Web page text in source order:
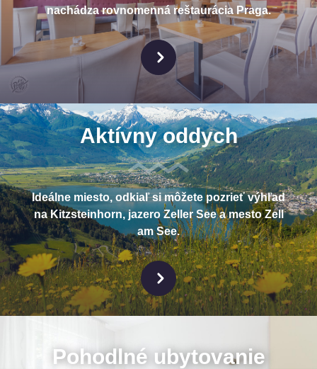
nachádza rovnomenná reštaurácia Praga.
Aktívny oddych
Ideálne miesto, odkiaľ si môžete pozrieť výhľad
na Kitzsteinhorn, jazero Zeller See a mesto Zell
am See.
Pohodlné ubytovanie